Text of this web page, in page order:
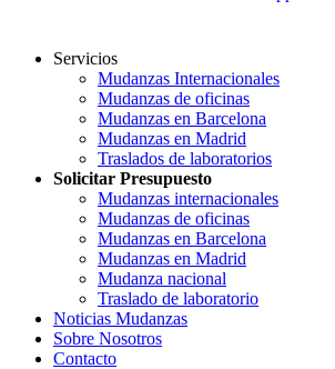
Servicios
Mudanzas Internacionales
Mudanzas de oficinas
Mudanzas en Barcelona
Mudanzas en Madrid
Traslados de laboratorios
Solicitar Presupuesto
Mudanzas internacionales
Mudanzas de oficinas
Mudanzas en Barcelona
Mudanzas en Madrid
Mudanza nacional
Traslado de laboratorio
Noticias Mudanzas
Sobre Nosotros
Contacto